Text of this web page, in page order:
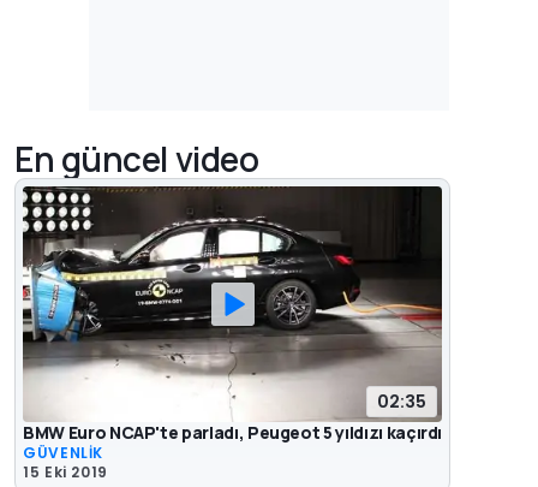
En güncel video
02:35
BMW Euro NCAP'te parladı, Peugeot 5 yıldızı kaçırdı
GÜVENLİK
15 Eki 2019